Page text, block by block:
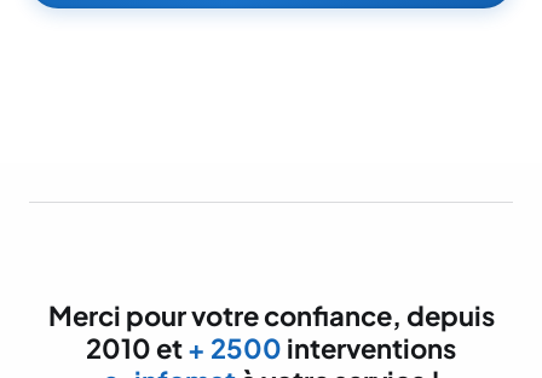
Merci pour votre confiance, depuis
2010 et+ 2500 interventions